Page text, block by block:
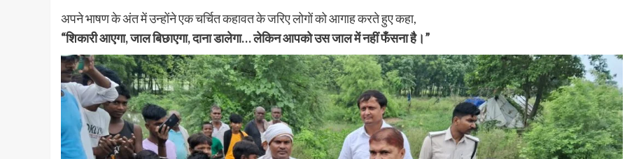
अपने भाषण के अंत में उन्होंने एक चर्चित कहावत के जरिए लोगों को आगाह करते हुए कहा,
“शिकारी आएगा, जाल बिछाएगा, दाना डालेगा… लेकिन आपको उस जाल में नहीं फँसना है।”